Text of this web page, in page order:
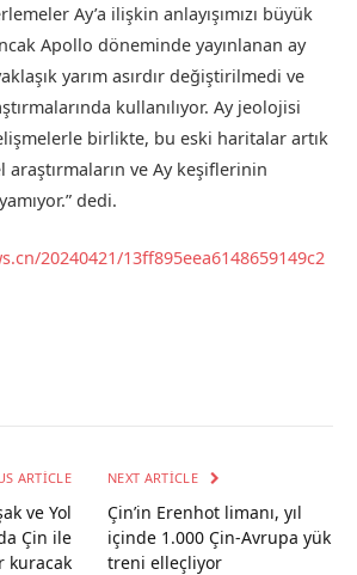
Ay’a ilişkin anlayışımızı büyük
Apollo döneminde yayınlanan ay
yarım asırdır değiştirilmedi ve
kullanılıyor. Ay jeolojisi
birlikte, bu eski haritalar artık
ve Ay keşiflerinin
dedi.
20240421/13ff895eea6148659149c2
ARTICLE
ve Yol
Çin ile
kuracak
NEXT ARTICLE
Çin’in Erenhot limanı, yıl
içinde 1.000 Çin-Avrupa yük
treni elleçliyor